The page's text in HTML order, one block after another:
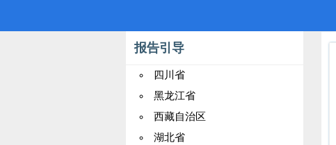
报告引导
四川省
黑龙江省
西藏自治区
湖北省